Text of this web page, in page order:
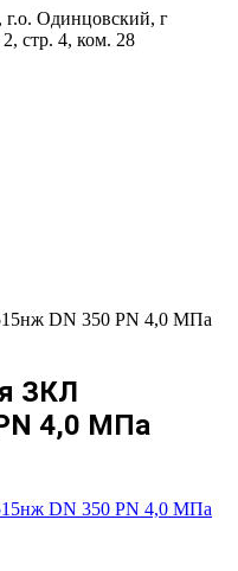
г.о. Одинцовский, г
стр. 4, ком. 28
DN 350 PN 4,0 МПа
ЗКЛ
4,0 МПа